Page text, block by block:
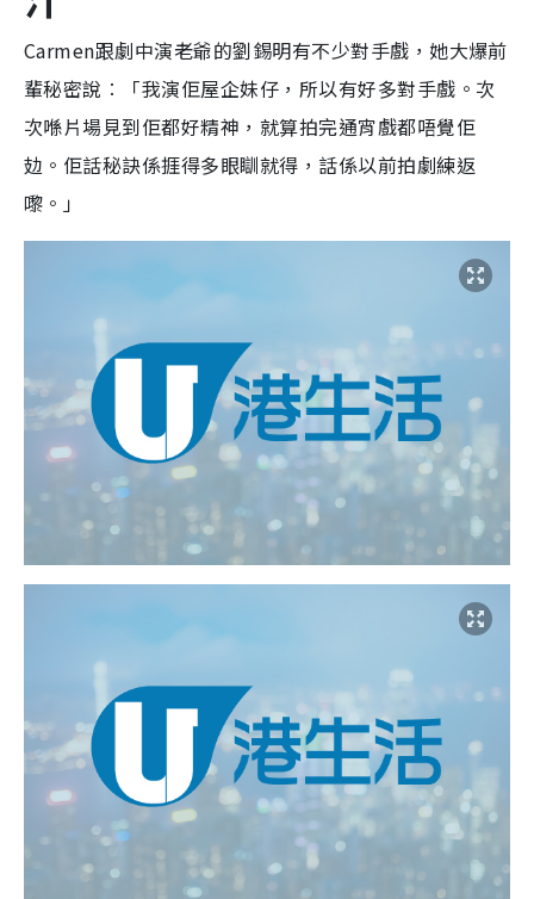
Carmen跟劇中演老爺的劉錫明有不少對手戲，她大爆前
輩秘密說︰「我演佢屋企妹仔，所以有好多對手戲。次
次喺片場見到佢都好精神，就算拍完通宵戲都唔覺佢
攰。佢話秘訣係捱得多眼瞓就得，話係以前拍劇練返
嚟。」